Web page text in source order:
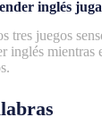
inglés
tres juegos
inglés mientras